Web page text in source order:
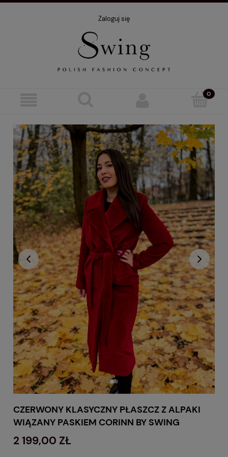
Zaloguj się
CZERWONY KLASYCZNY PŁASZCZ Z ALPAKI
WIĄZANY PASKIEM CORINN BY SWING
2 199,00 ZŁ